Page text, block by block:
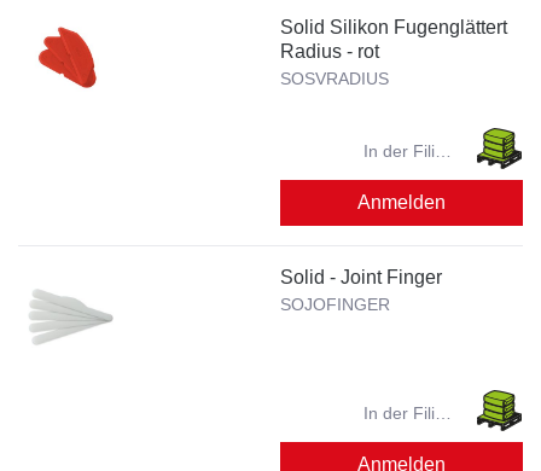
Solid Silikon Fugenglättert
Radius - rot
SOSVRADIUS
In der Filiale
Anmelden
Solid - Joint Finger
SOJOFINGER
In der Filiale
Anmelden